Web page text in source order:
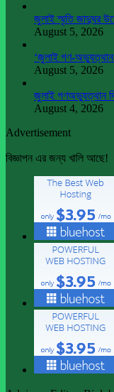
জুলাই স্মৃতি জাদুঘর
August 5, 2026
‘জুলাই গণ-
August 5, 2026
জুলাই গণঅভ্যুত্থান
August 4, 2026
Advertisement
বিজ্ঞাপন এর জন্য খালি আছে!